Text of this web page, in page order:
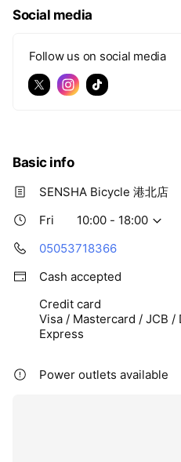
Social media
Follow us on social media
Basic info
SENSHA Bicycle 港北店
Fri
10:00 - 18:00
05053718366
Cash accepted
Credit card
Visa / Mastercard / JCB
Express
Power outlets available